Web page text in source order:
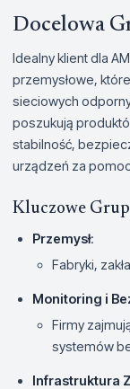
Docelowa
Idealny klient dla
przemysłowe,
sieciowych
poszukują
stabilność,
urządzeń za
Kluczowe
Przemysł:
Fabryki,
Monitoring i
Firmy
systemów
Infrastruktura